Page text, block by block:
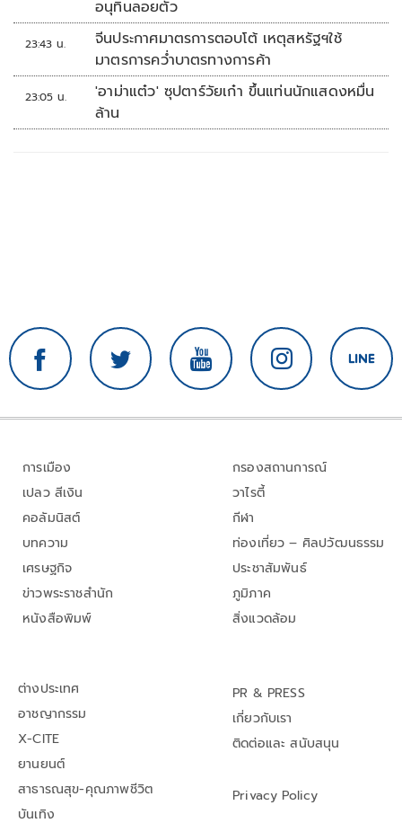
อนุทินลอยตัว
23:43 น.
จีนประกาศมาตรการตอบโต้ เหตุสหรัฐฯใช้
มาตรการคว่ำบาตรทางการค้า
23:05 น.
'อาม่าแต๋ว' ซุปตาร์วัยเก๋า ขึ้นแท่นนักแสดงหมื่น
ล้าน
การเมือง
เปลว สีเงิน
คอลัมนิสต์
บทความ
เศรษฐกิจ
ข่าวพระราชสำนัก
หนังสือพิมพ์
กรองสถานการณ์
วาไรตี้
กีฬา
ท่องเที่ยว – ศิลปวัฒนธรรม
ประชาสัมพันธ์
ภูมิภาค
สิ่งแวดล้อม
ต่างประเทศ
อาชญากรรม
X-CITE
ยานยนต์
สาธารณสุข-คุณภาพชีวิต
บันเทิง
PR & PRESS
เกี่ยวกับเรา
ติดต่อและ สนับสนุน
Privacy Policy